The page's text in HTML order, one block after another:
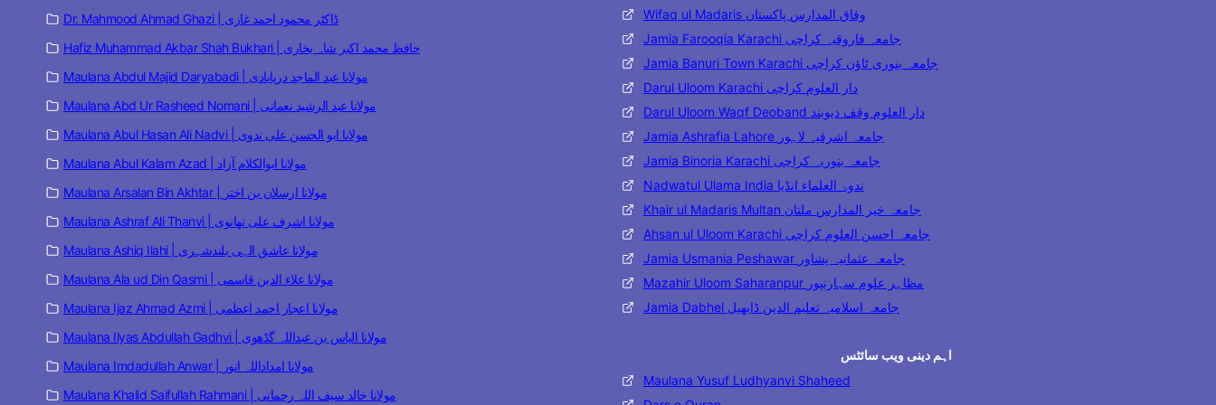
Dr. Mahmood Ahmad Ghazi | ڈاکٹر محمود احمد غازی
Hafiz Muhammad Akbar Shah Bukhari | حافظ محمد اکبر شاہ بخاری
Maulana Abdul Majid Daryabadi | مولانا عبد الماجد دریابادی
Maulana Abd Ur Rasheed Nomani | مولانا عبد الرشید نعمانی
Maulana Abul Hasan Ali Nadvi | مولانا ابو الحسن علی ندوی
Maulana Abul Kalam Azad | مولانا ابوالکلام آزاد
Maulana Arsalan Bin Akhtar | مولانا ارسلان بن اختر
Maulana Ashraf Ali Thanvi | مولانا اشرف علی تھانوی
Maulana Ashiq Ilahi | مولانا عاشق الہی بلندشہری
Maulana Ala ud Din Qasmi | مولانا علاء الدین قاسمی
Maulana Ijaz Ahmad Azmi | مولانا اعجاز احمد اعظمی
Maulana Ilyas Abdullah Gadhvi | مولانا الیاس بن عبداللہ گڈھوی
Maulana Imdadullah Anwar | مولانا امداداللہ انور
Maulana Khalid Saifullah Rahmani | مولانا خالد سیف اللہ رحمانی
Wifaq ul Madaris وفاق المدارس پاکستان
Jamia Farooqia Karachi جامعہ فاروقیہ کراچی
Jamia Banuri Town Karachi جامعہ بنوری ٹاؤن کراچی
Darul Uloom Karachi دار العلوم کراچی
Darul Uloom Waqf Deoband دار العلوم وقف دیوبند
Jamia Ashrafia Lahore جامعہ اشرفیہ لاہور
Jamia Binoria Karachi جامعہ بنوریہ کراچی
Nadwatul Ulama India ندوۃ العلماء انڈیا
Khair ul Madaris Multan جامعہ خیر المدارس ملتان
Ahsan ul Uloom Karachi جامعہ احسن العلوم کراچی
Jamia Usmania Peshawar جامعہ عثمانیہ پشاور
Mazahir Uloom Saharanpur مظاہر علوم سہارنپور
Jamia Dabhel جامعہ اسلامیہ تعلیم الدین ڈابھیل
اہم دینی ویب سائٹس
Maulana Yusuf Ludhyanvi Shaheed